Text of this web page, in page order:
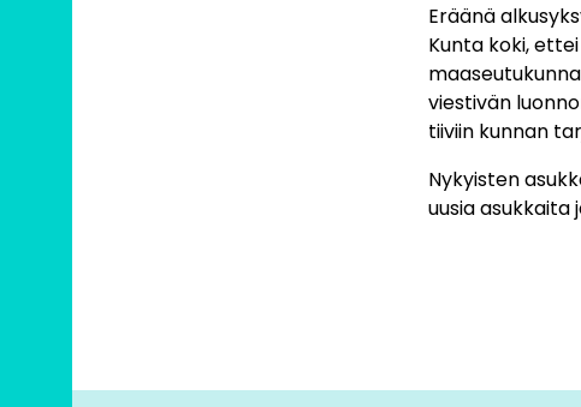
Eräänä
Kunta koki,
viestivän
tiiviin kunnan
Nykyisten
uusia
kaipasi uutta